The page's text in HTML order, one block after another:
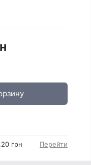
грн Перейти